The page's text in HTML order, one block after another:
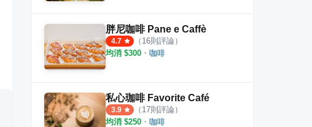
PiNNCafe 品．咖啡 Kingmauii Coffee 金茂宜咖啡 文
4.9 ·
胖尼咖啡 Pane e Caffè
4.7 （ 16則評論）
均消 $300 ・ 咖啡
私心珈啡 Favorite Café
3.9 （ 17則評論）
均消 $250 ・ 咖啡